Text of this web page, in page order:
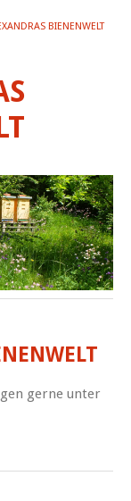
BIENENWELT
gerne unter